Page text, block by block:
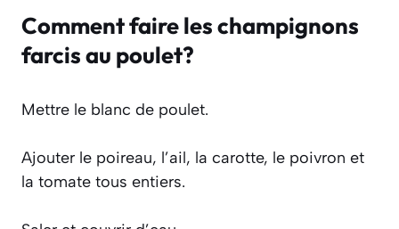
Comment faire les champignons
farcis au poulet?
Mettre le blanc de poulet.
Ajouter le poireau, l’ail, la carotte, le poivron et
la tomate tous entiers.